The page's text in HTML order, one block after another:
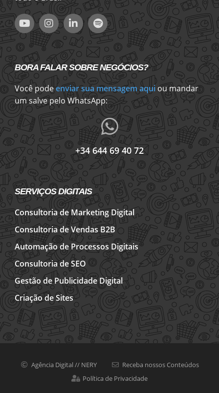
BORA FALAR SOBRE NEGÓCIOS?
Você podeenviar sua mensagem aqui ou mandar
um salve pelo WhatsApp:
+34 644 69 40 72
SERVIÇOS DIGITAIS
Consultoria de Marketing Digital
Consultoria de Vendas B2B
Automação de Processos Digitais
Consultoria de SEO
Gestão de Publicidade Digital
Criação de Sites
Agência Digital // NERY
Receba nossos Conteúdos
Política de Privacidade